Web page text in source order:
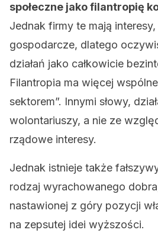
społeczne jako filantropię
Jednak firmy te mają interesy,
gospodarcze, dlatego
działań jako całkowicie
Filantropia ma więcej
sektorem”. Innymi słowy,
wolontariuszy, a nie ze
rządowe interesy.
Jednak istnieje także
rodzaj wyrachowanego
nastawionej z góry pozycji
na zepsutej idei wyższości.